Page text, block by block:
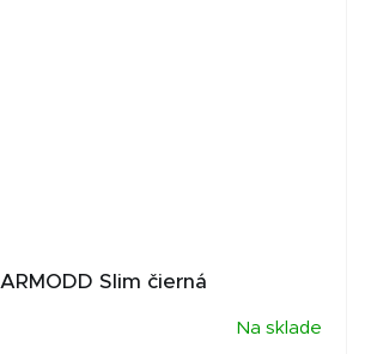
ARMODD Slim čierná
Na sklade